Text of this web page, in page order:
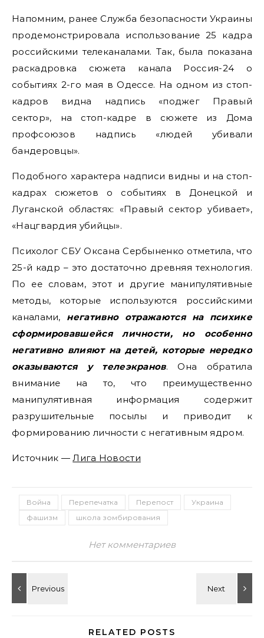
Напомним, ранее Служба безопасности Украины
продемонстрировала использование 25 кадра
российскими телеканалами. Так, была показана
раскадровка сюжета канала Россия-24 о
событиях 2-го мая в Одессе. На одном из стоп-
кадров видна надпись «поджег Правый
сектор», на стоп-кадре в сюжете из Дома
профсоюзов надпись «людей убивали
бандеровцы».
Подобного характера надписи видны и на стоп-
кадрах сюжетов о событиях в Донецкой и
Луганской областях: «Правый сектор убивает»,
«Нацгвардия убийцы».
Психолог СБУ Оксана Сербыненко отметила, что
25-й кадр – это достаточно древняя технология.
По ее словам, этот и другие манипулятивные
методы, которые используются российскими
каналами, негативно отражаются на психике
сформировавшейся личности, но особенно
негативно влияют на детей, которые нередко
оказываются у телеэкранов. Она обратила
внимание на то, что преимущественно
манипулятивная информация содержит
разрушительные посылы и приводит к
формированию личности с негативным ядром.
Источник —Лига Новости
Война Перепечатка Перепост
Украина
фашизм
школа зомбирования
Нет комментариев
RELATED POSTS